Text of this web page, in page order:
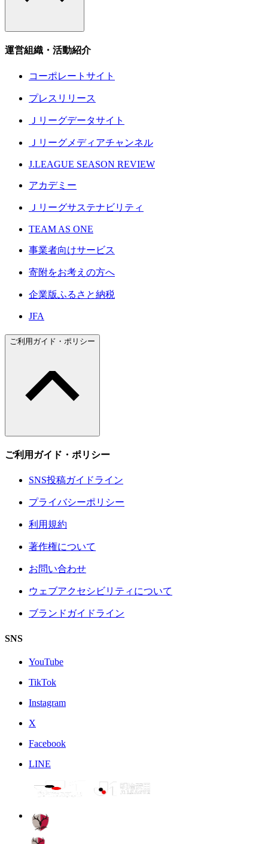
運営組織・活動紹介
コーポレートサイト
プレスリリース
Ｊリーグデータサイト
Ｊリーグメディアチャンネル
J.LEAGUE SEASON REVIEW
アカデミー
Ｊリーグサステナビリティ
TEAM AS ONE
事業者向けサービス
寄附をお考えの方へ
企業版ふるさと納税
JFA
ご利用ガイド・ポリシー
ご利用ガイド・ポリシー
SNS投稿ガイドライン
プライバシーポリシー
利用規約
著作権について
お問い合わせ
ウェブアクセシビリティについて
ブランドガイドライン
SNS
YouTube
TikTok
Instagram
X
Facebook
LINE